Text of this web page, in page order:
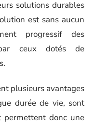
solutions durables
est sans aucun
progressif des
ceux dotés de
plusieurs avantages
durée de vie, sont
permettent donc une